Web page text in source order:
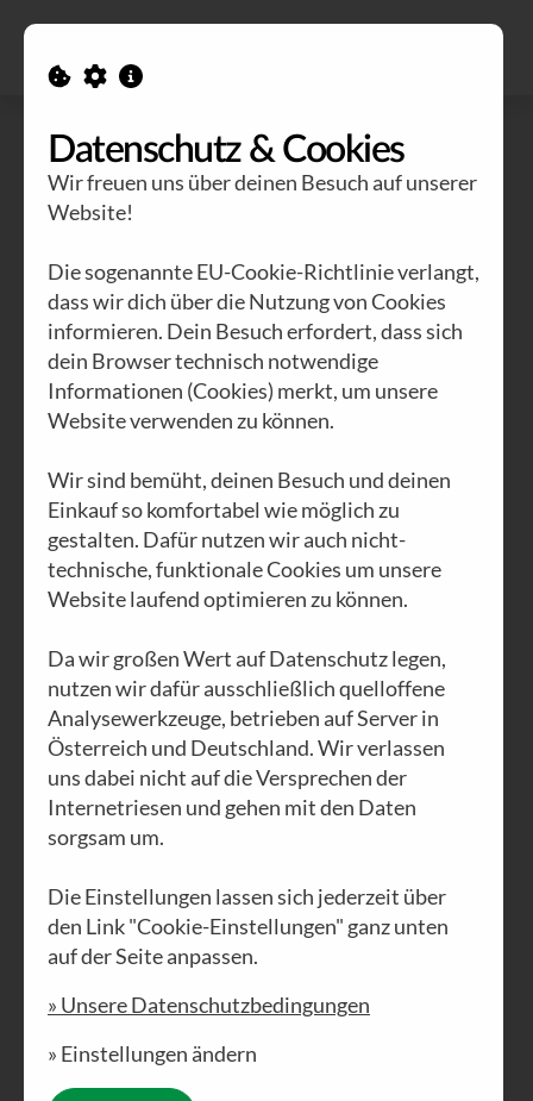
AUSGABE N°10
Die Macht der
Bedürfnisse
PDF DOWNLOAD
Datenschutz & Cookies
Wir freuen uns über deinen Besuch auf unserer
Website!
Die sogenannte EU-Cookie-Richtlinie verlangt,
dass wir dich über die Nutzung von Cookies
informieren. Dein Besuch erfordert, dass sich
dein Browser technisch notwendige
Informationen (Cookies) merkt, um unsere
Website verwenden zu können.
Wir sind bemüht, deinen Besuch und deinen
Einkauf so komfortabel wie möglich zu
gestalten. Dafür nutzen wir auch nicht-
technische, funktionale Cookies um unsere
Website laufend optimieren zu können.
Da wir großen Wert auf Datenschutz legen,
nutzen wir dafür ausschließlich quelloffene
Analysewerkzeuge, betrieben auf Server in
Österreich und Deutschland. Wir verlassen
uns dabei nicht auf die Versprechen der
Internetriesen und gehen mit den Daten
sorgsam um.
Die Einstellungen lassen sich jederzeit über
den Link "Cookie-Einstellungen" ganz unten
auf der Seite anpassen.
» Unsere Datenschutzbedingungen
» Einstellungen ändern